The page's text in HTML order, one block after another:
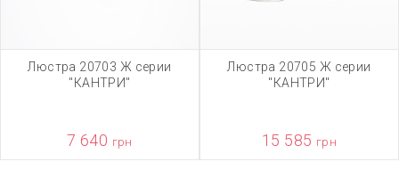
Люстра 20703 Ж серии
"КАНТРИ"
7 640 грн
Люстра 20705 Ж серии
"КАНТРИ"
15 585 грн